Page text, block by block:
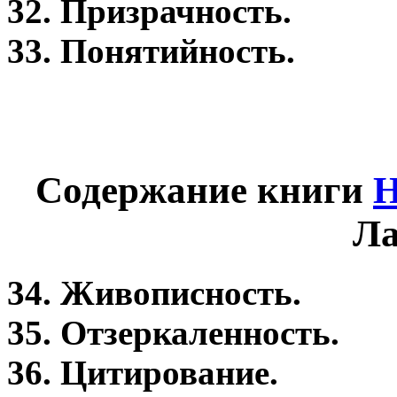
32. Призрачность.
33. Понятийность.
Содержание книги
34. Живописность.
35. Отзеркаленность.
36. Цитирование.